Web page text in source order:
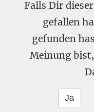
Falls Dir
gefallen
gefunden
Meinung